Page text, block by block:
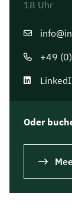
18 Uhr
+49
Oder